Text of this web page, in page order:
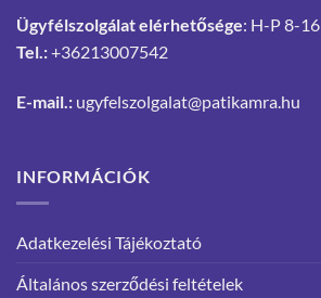
Ügyfélszolgálat elérhetősége: H-P 8-16
Tel.:+36213007542
E-mail.: ugyfelszolgalat@patikamra.hu
INFORMÁCIÓK
Adatkezelési Tájékoztató
Általános szerződési feltételek